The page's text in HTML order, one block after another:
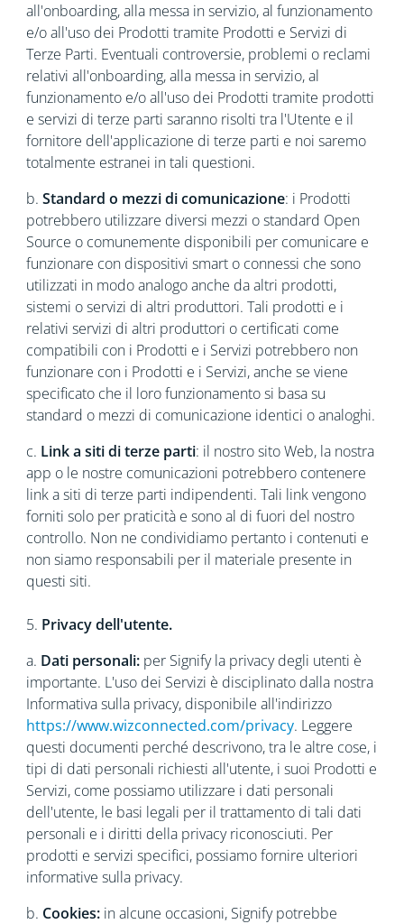
all'onboarding, alla messa in servizio, al funzionamento
e/o all'uso dei Prodotti tramite Prodotti e Servizi di
Terze Parti. Eventuali controversie, problemi o reclami
relativi all'onboarding, alla messa in servizio, al
funzionamento e/o all'uso dei Prodotti tramite prodotti
e servizi di terze parti saranno risolti tra l'Utente e il
fornitore dell'applicazione di terze parti e noi saremo
totalmente estranei in tali questioni.
b. Standard o mezzi di comunicazione: i Prodotti
potrebbero utilizzare diversi mezzi o standard Open
Source o comunemente disponibili per comunicare e
funzionare con dispositivi smart o connessi che sono
utilizzati in modo analogo anche da altri prodotti,
sistemi o servizi di altri produttori. Tali prodotti e i
relativi servizi di altri produttori o certificati come
compatibili con i Prodotti e i Servizi potrebbero non
funzionare con i Prodotti e i Servizi, anche se viene
specificato che il loro funzionamento si basa su
standard o mezzi di comunicazione identici o analoghi.
c. Link a siti di terze parti: il nostro sito Web, la nostra
app o le nostre comunicazioni potrebbero contenere
link a siti di terze parti indipendenti. Tali link vengono
forniti solo per praticità e sono al di fuori del nostro
controllo. Non ne condividiamo pertanto i contenuti e
non siamo responsabili per il materiale presente in
questi siti.
5. Privacy dell'utente.
a. Dati personali:per Signify la privacy degli utenti è
importante. L'uso dei Servizi è disciplinato dalla nostra
Informativa sulla privacy, disponibile all'indirizzo
https://www.wizconnected.com/privacy. Leggere
questi documenti perché descrivono, tra le altre cose, i
tipi di dati personali richiesti all'utente, i suoi Prodotti e
Servizi, come possiamo utilizzare i dati personali
dell'utente, le basi legali per il trattamento di tali dati
personali e i diritti della privacy riconosciuti. Per
prodotti e servizi specifici, possiamo fornire ulteriori
informative sulla privacy.
b. Cookies: in alcune occasioni, Signify potrebbe